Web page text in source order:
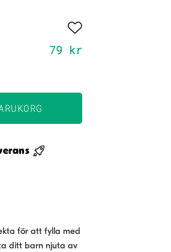
79 kr
för att fylla med
ditt barn njuta av